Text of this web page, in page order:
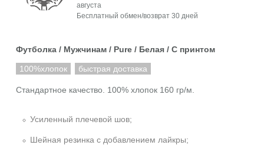
августа
Бесплатный обмен/возврат 30 дней
Футболка / Мужчинам / Pure / Белая / C принтом
100%хлопок быстрая доставка
Стандартное качество. 100% хлопок 160 гр/м.
Усиленный плечевой шов;
Шейная резинка с добавлением лайкры;